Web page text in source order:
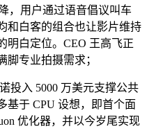
，用户通过语音倡议叫车
和白客的组合也让影片维持
明白定位。CEO 王高飞正
专业拍摄需求；
入 5000 万美元支撑公共
基于 CPU 设想，即首个面
优化器，并以今岁尾实现